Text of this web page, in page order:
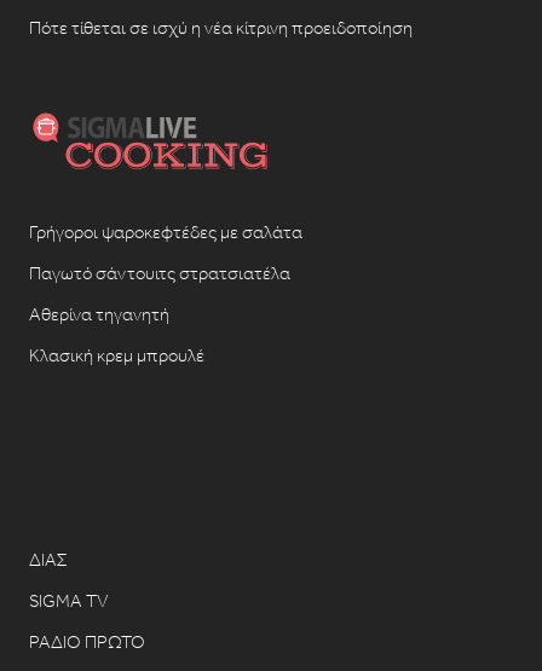
Πότε τίθεται σε ισχύ η νέα κίτρινη προειδοποίηση
Γρήγοροι ψαροκεφτέδες με σαλάτα
Παγωτό σάντουιτς στρατσιατέλα
Αθερίνα τηγανητή
Κλασική κρεμ μπρουλέ
ΔΙΑΣ
SIGMA TV
ΡΑΔΙΟ ΠΡΩΤΟ